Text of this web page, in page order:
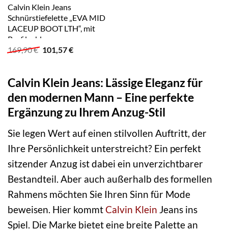
Calvin Klein Jeans
Schnürstiefelette „EVA MID
LACEUP BOOT LTH“, mit
Profilsohle
169,90€ Ursprünglicher
Preis
101,57€Aktueller
Calvin Klein Jeans: Lässige Eleganz für
den modernen Mann – Eine perfekte
Ergänzung zu Ihrem Anzug-Stil
Sie legen Wert auf einen stilvollen Auftritt, der
Ihre Persönlichkeit unterstreicht? Ein perfekt
sitzender Anzug ist dabei ein unverzichtbarer
Bestandteil. Aber auch außerhalb des formellen
Rahmens möchten Sie Ihren Sinn für Mode
beweisen. Hier kommtCalvin Klein Jeans ins
Spiel. Die Marke bietet eine breite Palette an